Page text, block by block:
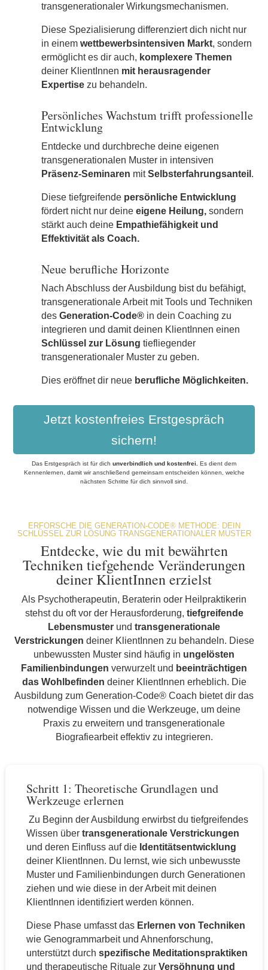
transgenerationaler Wirkungsmechanismen.
Diese Spezialisierung differenziert dich nicht nur
in einemwettbewerbsintensiven Markt, sondern
ermöglicht es dir auch, komplexere Themen
deiner KlientInnen mit herausragender
Expertise zu behandeln.
Persönliches Wachstum trifft professionelle
Entwicklung
Entdecke und durchbreche deine eigenen
transgenerationalen Muster in intensiven
Präsenz-Seminaren mitSelbsterfahrungsanteil .
Diese tiefgreifende persönliche Entwicklung
fördert nicht nur deineeigene Heilung, sondern
stärkt auch deine Empathiefähigkeit und
Effektivität als Coach.
Neue berufliche Horizonte
Nach Abschluss der Ausbildung bist du befähigt,
transgenerationale Arbeit mit Tools und Techniken
desGeneration-Code® in dein Coaching zu
integrieren und damit deinen KlientInnen einen
Schlüssel zur Lösung tiefliegender
transgenerationaler Muster zu geben.
Dies eröffnet dir neue berufliche Möglichkeiten.
Jetzt kostenfreies Erstgespräch
sichern!
Das Erstgespräch ist für dich unverbindlich und kostenfrei
Es dient dem
Kennenlernen, damit wir anschließend gemeinsam entscheiden können, welche
nächsten Schritte für dich sinnvoll sind.
ERFORSCHE DIE GENERATION-CODE® METHODE: DEIN
SCHLÜSSEL ZUR LÖSUNG TRANSGENERATIONALER MUSTER
Entdecke, wie du mit bewährten
Techniken tiefgehende Veränderungen
deiner KlientInnen erzielst
Als Psychotherapeutin, Beraterin oder Heilpraktikerin
stehst du oft vor der Herausforderung, tiefgreifende
Lebensmuster und transgenerationale
Verstrickungen deiner KlientInnen zu behandeln. Diese
unbewussten Muster sind häufig in ungelösten
Familienbindungen verwurzelt und beeinträchtigen
das Wohlbefinden deiner KlientInnen erheblich. Die
Ausbildung zum Generation-Code® Coach bietet dir das
notwendige Wissen und die Werkzeuge, um deine
Praxis zu erweitern und transgenerationale
Biografiearbeit effektiv zu integrieren.
Schritt 1: Theoretische Grundlagen und
Werkzeuge erlernen
Zu Beginn der Ausbildung erwirbst du tiefgreifendes
Wissen über transgenerationale Verstrickungen
und deren Einfluss auf die Identitätsentwicklung
deiner KlientInnen. Du lernst, wie sich unbewusste
Muster und Familienbindungen durch Generationen
ziehen und wie diese in der Arbeit mit deinen
KlientInnen identifiziert werden können.
Diese Phase umfasst das Erlernen von Techniken
wie Genogrammarbeit und Ahnenforschung,
unterstützt durch spezifische Meditationspraktiken
und therapeutische Rituale zur Versöhnung und